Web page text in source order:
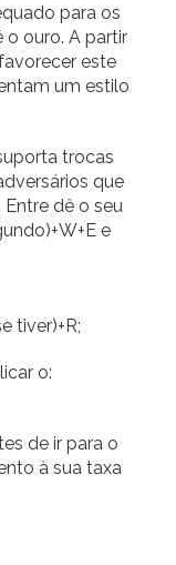
para os
o ouro. A partir
este
um estilo
trocas
que
dê o seu
e
tiver)+R;
o:
de ir para o
à sua taxa